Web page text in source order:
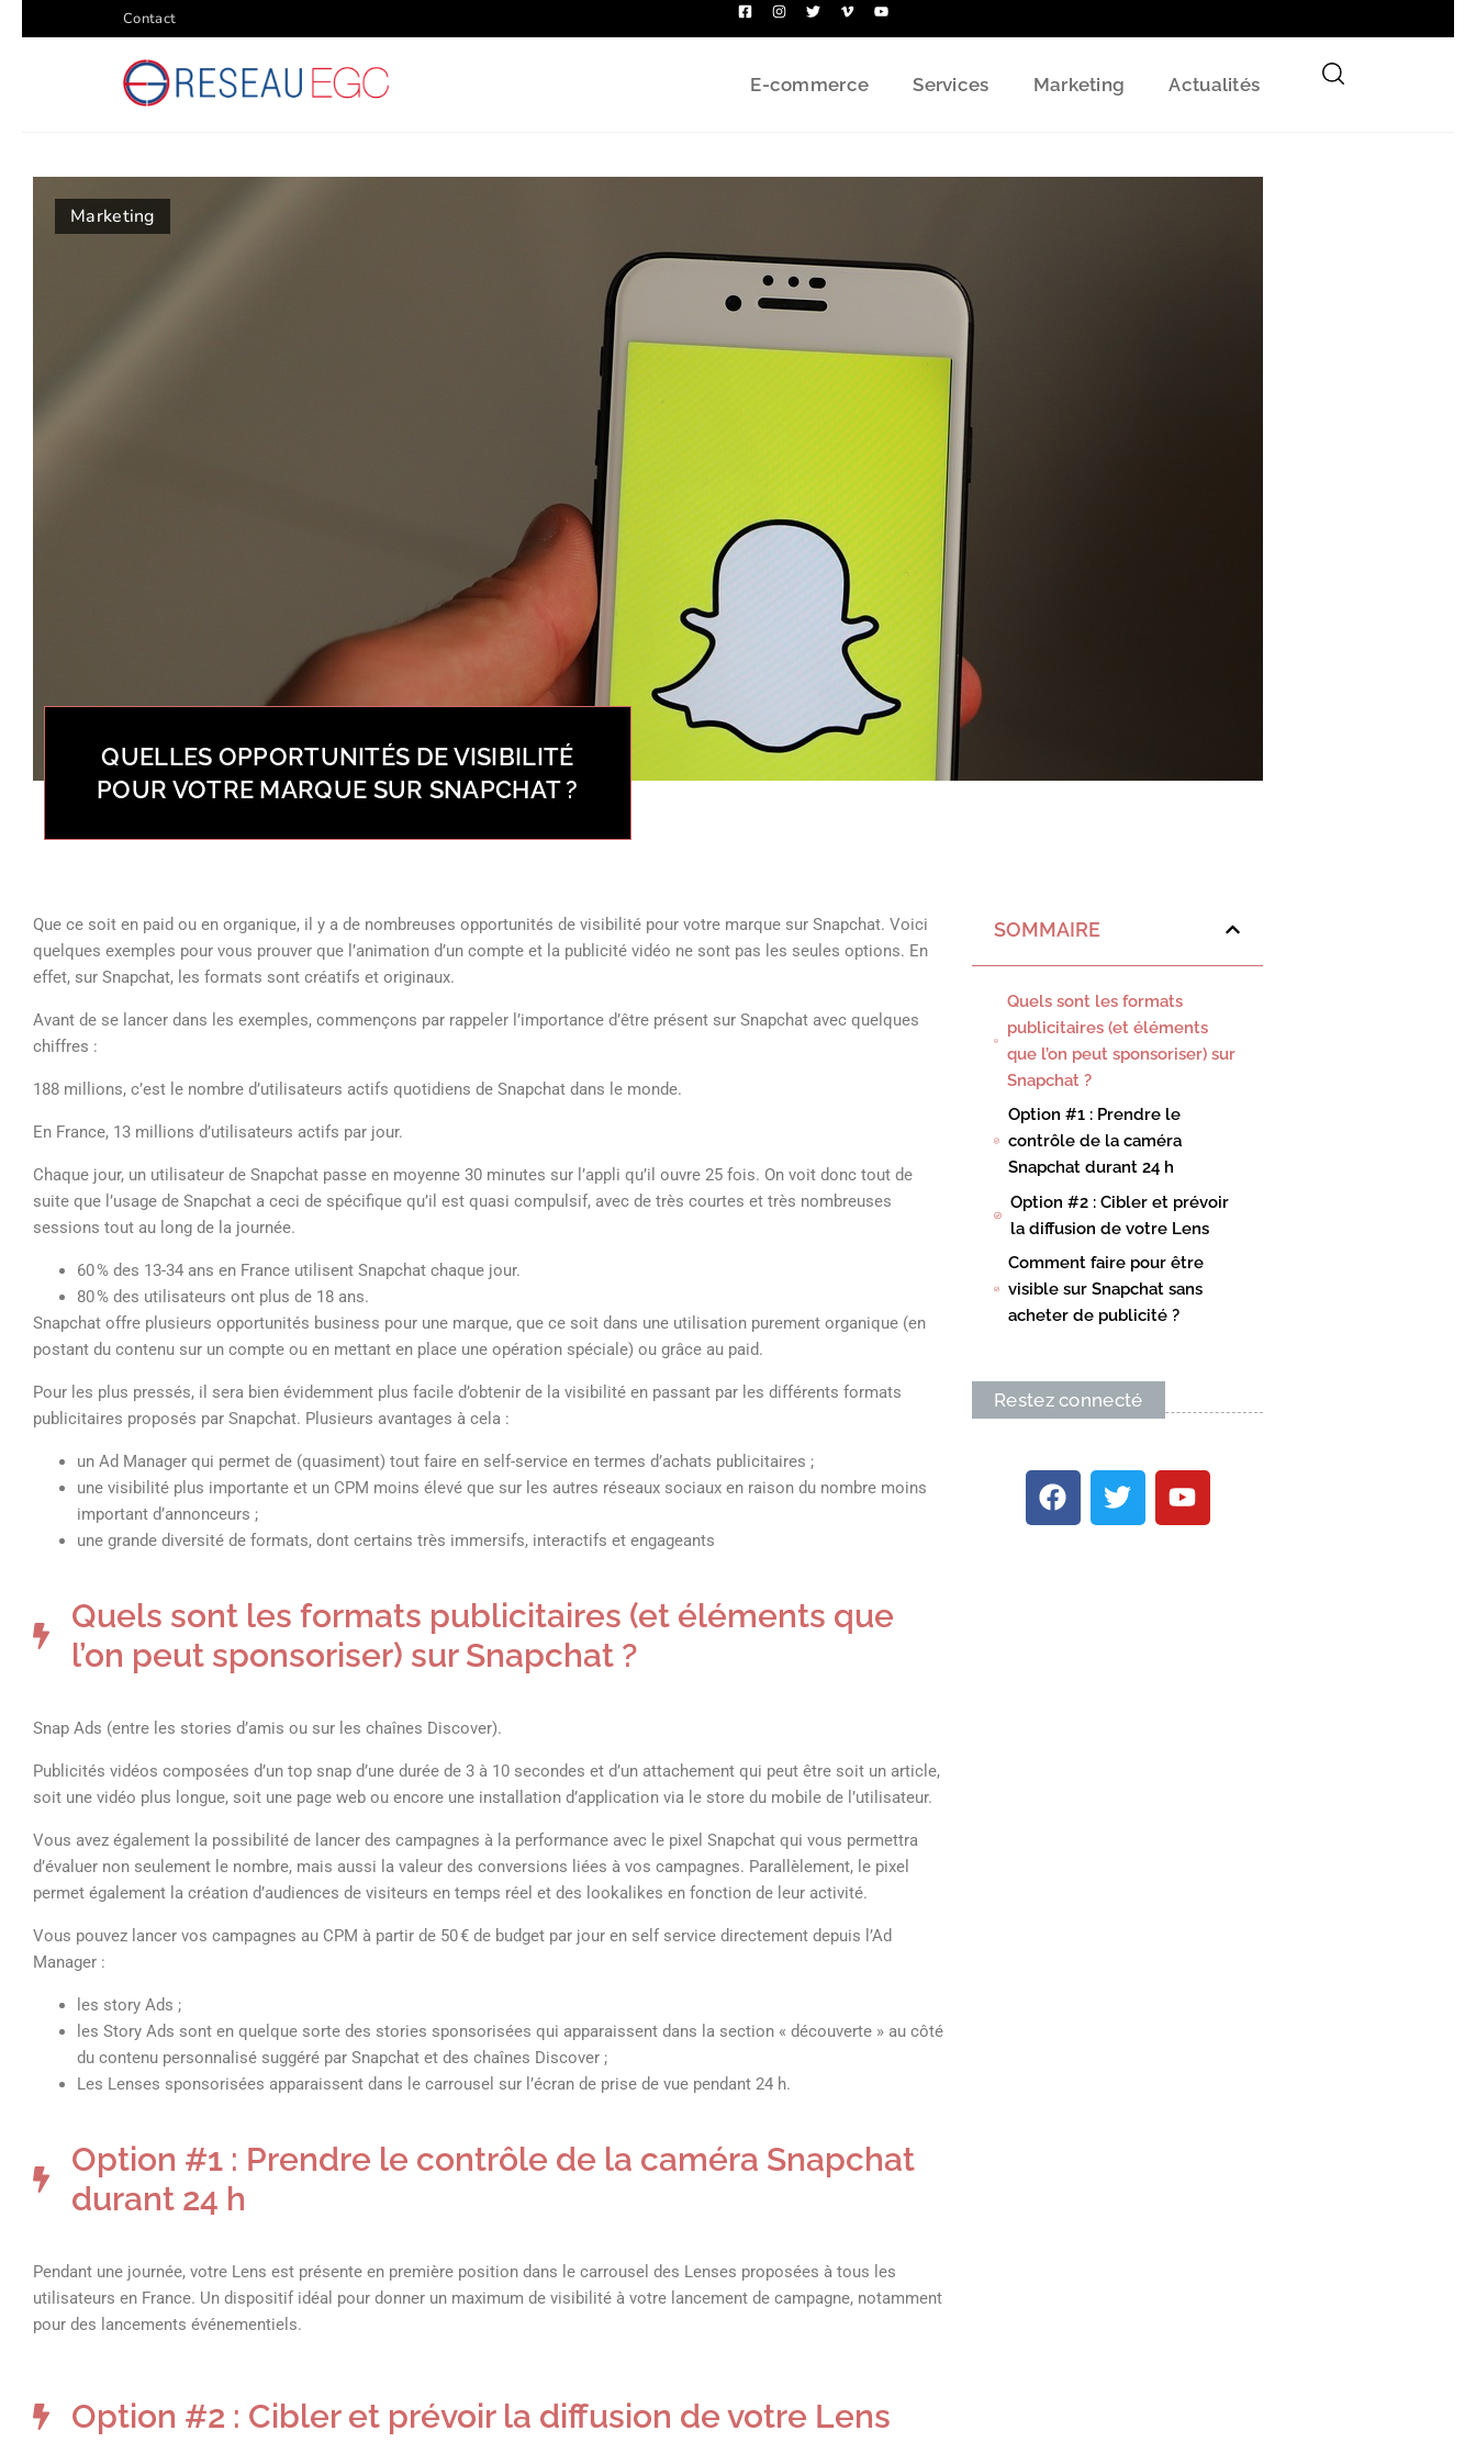
Contact
E-commerce Services Marketing Actualités
Marketing
QUELLES OPPORTUNITÉS DE VISIBILITÉ
POUR VOTRE MARQUE SUR SNAPCHAT ?
Que ce soit en paid ou en organique, il y a de nombreuses opportunités de visibilité pour votre marque sur Snapchat. Voici
quelques exemples pour vous prouver que l’animation d’un compte et la publicité vidéo ne sont pas les seules options. En
effet, sur Snapchat, les formats sont créatifs et originaux.
Avant de se lancer dans les exemples, commençons par rappeler l’importance d’être présent sur Snapchat avec quelques
chiffres :
188 millions, c’est le nombre d’utilisateurs actifs quotidiens de Snapchat dans le monde.
En France, 13 millions d’utilisateurs actifs par jour.
Chaque jour, un utilisateur de Snapchat passe en moyenne 30 minutes sur l’appli qu’il ouvre 25 fois. On voit donc tout de
suite que l’usage de Snapchat a ceci de spécifique qu’il est quasi compulsif, avec de très courtes et très nombreuses
sessions tout au long de la journée.
60 % des 13-34 ans en France utilisent Snapchat chaque jour.
80 % des utilisateurs ont plus de 18 ans.
Snapchat offre plusieurs opportunités business pour une marque, que ce soit dans une utilisation purement organique (en
postant du contenu sur un compte ou en mettant en place une opération spéciale) ou grâce au paid.
Pour les plus pressés, il sera bien évidemment plus facile d’obtenir de la visibilité en passant par les différents formats
publicitaires proposés par Snapchat. Plusieurs avantages à cela :
un Ad Manager qui permet de (quasiment) tout faire en self-service en termes d’achats publicitaires ;
une visibilité plus importante et un CPM moins élevé que sur les autres réseaux sociaux en raison du nombre moins
important d’annonceurs ;
une grande diversité de formats, dont certains très immersifs, interactifs et engageants
Quels sont les formats publicitaires (et éléments que
l’on peut sponsoriser) sur Snapchat ?
Snap Ads (entre les stories d’amis ou sur les chaînes Discover).
Publicités vidéos composées d’un top snap d’une durée de 3 à 10 secondes et d’un attachement qui peut être soit un article,
soit une vidéo plus longue, soit une page web ou encore une installation d’application via le store du mobile de l’utilisateur.
Vous avez également la possibilité de lancer des campagnes à la performance avec le pixel Snapchat qui vous permettra
d’évaluer non seulement le nombre, mais aussi la valeur des conversions liées à vos campagnes. Parallèlement, le pixel
permet également la création d’audiences de visiteurs en temps réel et des lookalikes en fonction de leur activité.
Vous pouvez lancer vos campagnes au CPM à partir de 50 € de budget par jour en self service directement depuis l’Ad
Manager :
les story Ads ;
les Story Ads sont en quelque sorte des stories sponsorisées qui apparaissent dans la section « découverte » au côté
du contenu personnalisé suggéré par Snapchat et des chaînes Discover ;
Les Lenses sponsorisées apparaissent dans le carrousel sur l’écran de prise de vue pendant 24 h.
Option #1 : Prendre le contrôle de la caméra Snapchat
durant 24 h
Pendant une journée, votre Lens est présente en première position dans le carrousel des Lenses proposées à tous les
utilisateurs en France. Un dispositif idéal pour donner un maximum de visibilité à votre lancement de campagne, notamment
pour des lancements événementiels.
Option #2 : Cibler et prévoir la diffusion de votre Lens
SOMMAIRE
Quels sont les formats
publicitaires (et éléments
que l’on peut sponsoriser) sur
Snapchat ?
Option #1 : Prendre le
contrôle de la caméra
Snapchat durant 24 h
Option #2 : Cibler et prévoir
la diffusion de votre Lens
Comment faire pour être
visible sur Snapchat sans
acheter de publicité ?
Restez connecté